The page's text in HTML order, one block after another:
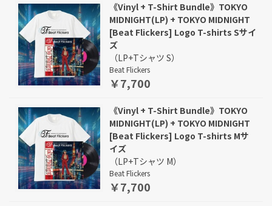
《Vinyl + T-Shirt Bundle》TOKYO
MIDNIGHT(LP) + TOKYO MIDNIGHT
[Beat Flickers] Logo T-shirts Sサイ
ズ
（LP+Tシャツ S）
Beat Flickers
￥7,700
《Vinyl + T-Shirt Bundle》TOKYO
MIDNIGHT(LP) + TOKYO MIDNIGHT
[Beat Flickers] Logo T-shirts Mサ
イズ
（LP+Tシャツ M）
Beat Flickers
￥7,700